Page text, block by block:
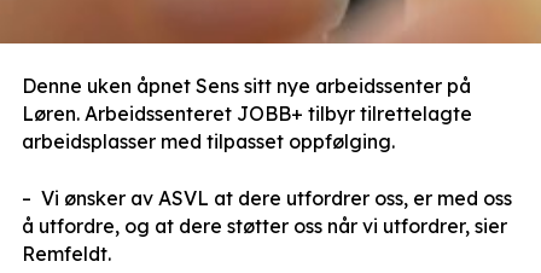
Denne uken åpnet Sens sitt nye arbeidssenter på
Løren. Arbeidssenteret JOBB+ tilbyr tilrettelagte
arbeidsplasser med tilpasset oppfølging.
– Vi ønsker av ASVL at dere utfordrer oss, er med oss
å utfordre, og at dere støtter oss når vi utfordrer, sier
Remfeldt.